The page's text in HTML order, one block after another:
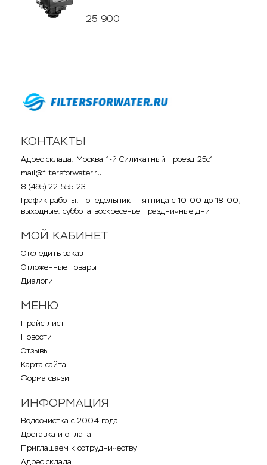
25 900
КОНТАКТЫ
Адрес склада: Москва, 1-й Силикатный проезд, 25с1
mail@filtersforwater.ru
8 (495) 22-555-23
График работы: понедельник - пятница с 10-00 до 18-00;
выходные: суббота, воскресенье, праздничные дни
МОЙ КАБИНЕТ
Отследить заказ
Отложенные товары
Диалоги
МЕНЮ
Прайс-лист
Новости
Отзывы
Карта сайта
Форма связи
ИНФОРМАЦИЯ
Водоочистка с 2004 года
Доставка и оплата
Приглашаем к сотрудничеству
Адрес склада